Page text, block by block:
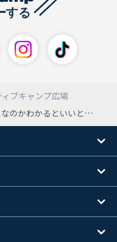
ィブキャンプ広場
かるといいと思います。